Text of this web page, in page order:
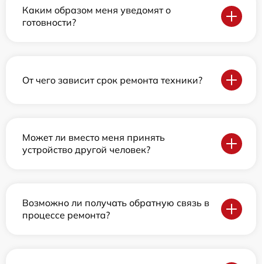
Каким образом меня уведомят о
готовности?
От чего зависит срок ремонта техники?
Может ли вместо меня принять
устройство другой человек?
Возможно ли получать обратную связь в
процессе ремонта?